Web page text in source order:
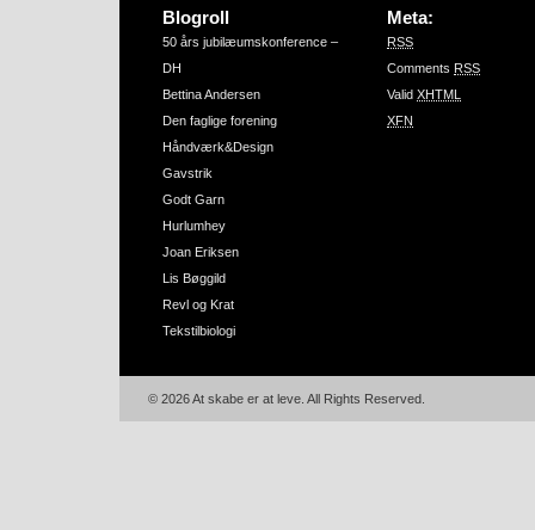
Blogroll
50 års jubilæumskonference –
DH
Bettina Andersen
Den faglige forening
Håndværk&Design
Gavstrik
Godt Garn
Hurlumhey
Joan Eriksen
Lis Bøggild
Revl og Krat
Tekstilbiologi
Meta:
RSS
Comments RSS
Valid XHTML
XFN
© 2026 At skabe er at leve. All Rights Reserved.